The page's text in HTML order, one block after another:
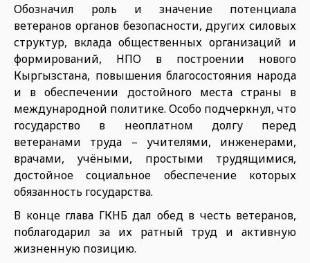
Обозначил роль и значение потенциала
ветеранов органов безопасности, других силовых
структур, вклада общественных организаций и
формирований, НПО в построении нового
Кыргызстана, повышения благосостояния народа
и в обеспечении достойного места страны в
международной политике. Особо подчеркнул, что
государство в неоплатном долгу перед
ветеранами труда – учителями, инженерами,
врачами, учёными, простыми трудящимися,
достойное социальное обеспечение которых
обязанность государства.
В конце глава ГКНБ дал обед в честь ветеранов,
поблагодарил за их ратный труд и активную
жизненную позицию.